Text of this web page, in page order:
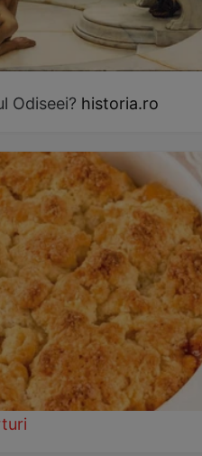
Odiseei? historia.ro